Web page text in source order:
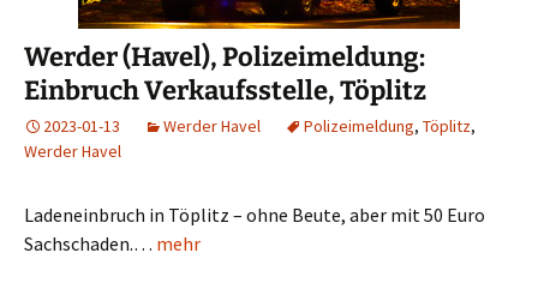
Werder (Havel), Polizeimeldung:
Einbruch Verkaufsstelle, Töplitz
2023-01-13 Werder Havel Polizeimeldung, Töplitz,
Werder Havel
Ladeneinbruch in Töplitz – ohne Beute, aber mit 50 Euro
Sachschaden.… mehr